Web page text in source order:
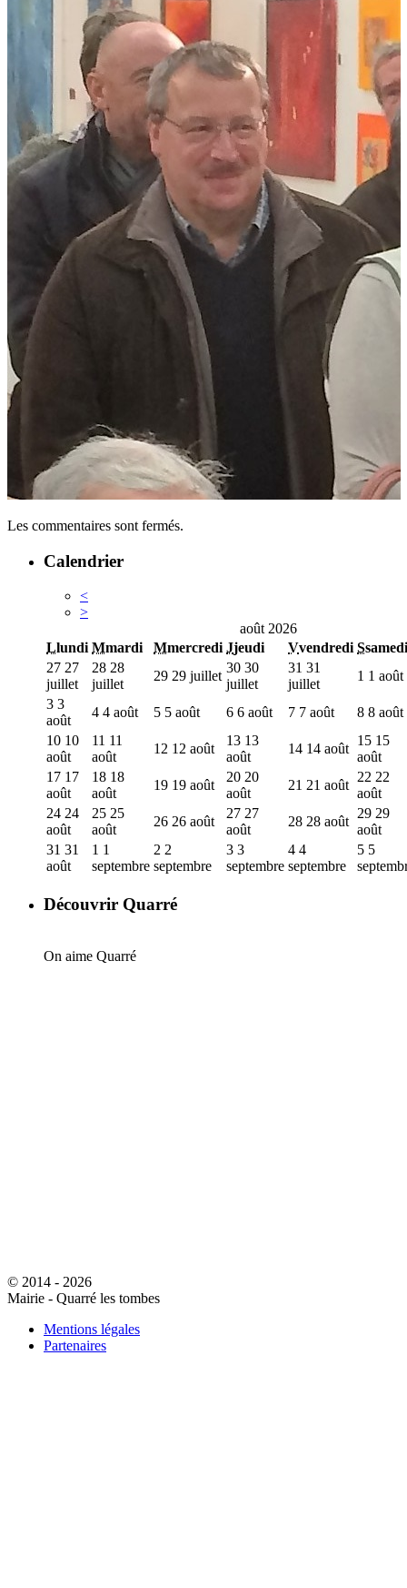
Les commentaires sont fermés.
Calendrier
<
>
août 2026
Llundi Mmardi Mmercredi Jjeudi Vvendredi Ssamedi
27 27
juillet
28 28
juillet
29 29 juillet
30 30
juillet
31 31
juillet
1 1 août
3 3
août
4 4 août 5 5 août 6 6 août 7 7 août 8 8 août
10 10
août
11 11
août
12 12 août
13 13
août
14 14 août
15 15
août
17 17
août
18 18
août
19 19 août
20 20
août
21 21 août
22 22
août
24 24
août
25 25
août
26 26 août
27 27
août
28 28 août
29 29
août
31 31
août
1 1
septembre
2 2
septembre
3 3
septembre
4 4
septembre
5 5
Découvrir Quarré
On aime Quarré
© 2014 - 2026
Mairie - Quarré les tombes
Mentions légales
Partenaires